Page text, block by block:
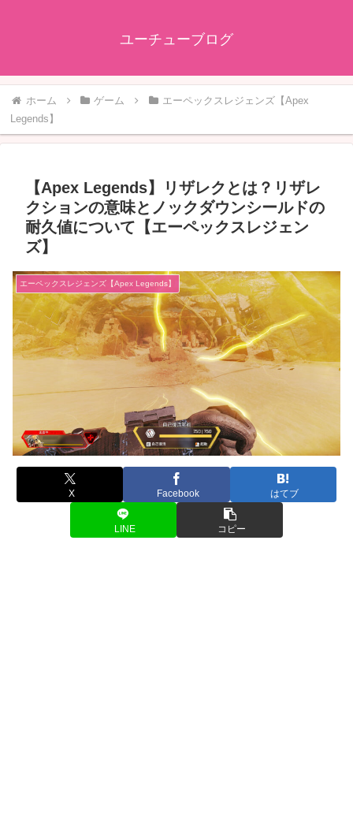
ユーチューブログ
ホーム ゲーム
エーペックスレジェンズ【Apex
Legends】
【Apex Legends】リザレクとは？リザレ
クションの意味とノックダウンシールドの
耐久値について【エーペックスレジェン
ズ】
エーペックスレジェンズ【Apex Legends】
X Facebook はてブ
LINE コピー